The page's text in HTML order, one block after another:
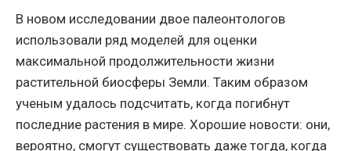
В новом исследовании двое палеонтологов
использовали ряд моделей для оценки
максимальной продолжительности жизни
растительной биосферы Земли. Таким образом
ученым удалось подсчитать, когда погибнут
последние растения в мире. Хорошие новости: они,
вероятно, смогут существовать даже тогда, когда